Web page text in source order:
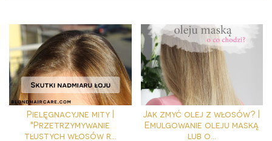
Pielęgnacyjne mity |
"Przetrzymywanie
tłustych włosów r...
Jak zmyć olej z włosów? |
Emulgowanie oleju maską
lub o...